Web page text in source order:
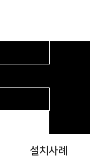
설치사례